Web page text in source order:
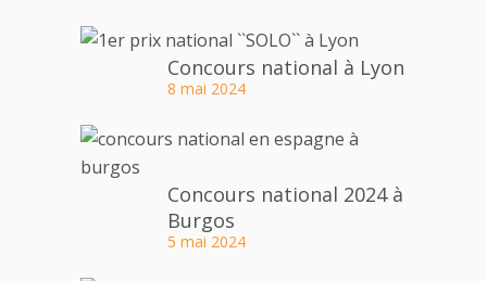
Concours national à Lyon
8 mai 2024
Concours national 2024 à
Burgos
5 mai 2024